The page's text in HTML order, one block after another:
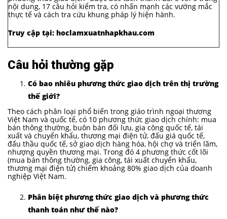
nội dung, 17 câu hỏi kiểm tra, có nhấn mạnh các vướng mắc
thực tế và cách tra cứu khung pháp lý hiện hành.
Truy cập tại: hoclamxuatnhapkhau.com
Câu hỏi thường gặp
Có bao nhiêu phương thức giao dịch trên thị trường
thế giới?
Theo cách phân loại phổ biến trong giáo trình ngoại thương
Việt Nam và quốc tế, có 10 phương thức giao dịch chính: mua
bán thông thường, buôn bán đối lưu, gia công quốc tế, tái
xuất và chuyển khẩu, thương mại điện tử, đấu giá quốc tế,
đấu thầu quốc tế, sở giao dịch hàng hóa, hội chợ và triển lãm,
nhượng quyền thương mại. Trong đó 4 phương thức cốt lõi
(mua bán thông thường, gia công, tái xuất chuyển khẩu,
thương mại điện tử) chiếm khoảng 80% giao dịch của doanh
nghiệp Việt Nam.
Phân biệt phương thức giao dịch và phương thức
thanh toán như thế nào?